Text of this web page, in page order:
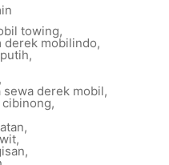
towing,
derek mobilindo,
,
,
sewa derek mobil,
,
,
,
,